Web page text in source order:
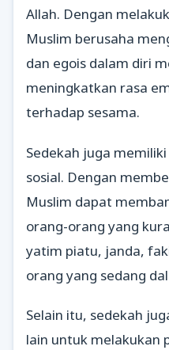
Allah. Dengan
Muslim berusaha
dan egois dalam diri
meningkatkan rasa
terhadap sesama.
Sedekah juga
sosial. Dengan
Muslim dapat
orang-orang yang
yatim piatu, janda,
orang yang sedang
Selain itu, sedekah
lain untuk melakukan